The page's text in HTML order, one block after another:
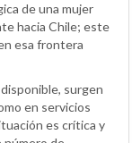
de una mujer
hacia Chile; este
esa frontera
surgen
en servicios
es crítica y